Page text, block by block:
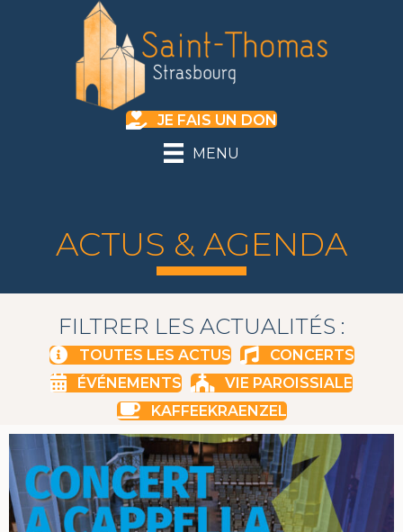
JE FAIS UN DON
MENU
ACTUS & AGENDA
FILTRER LES ACTUALITÉS :
TOUTES LES ACTUS
CONCERTS
ÉVÉNEMENTS
VIE PAROISSIALE
KAFFEEKRAENZEL